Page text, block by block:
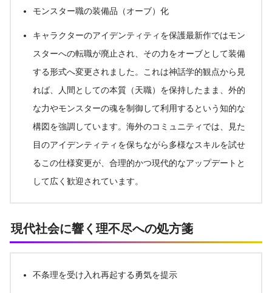
モンスター職の装備品（オーブ）化
キャラクターのアイデンティティを保護最新作ではモン
スターへの転職が廃止され、その力をオーブとして装備
する形式へ変更されました。これは神話学的観点から見
れば、人間としての本質（天職）を保持したまま、外的
な力やモンスターの魂を制御して利用するという知的な
構図を強調しています。海外のコミュニティでは、見た
目のアイデンティティを保ちながら多様なスキルを試せ
るこの仕様変更が、合理的かつ現代的なアップデートと
して広く歓迎されています。
現代社会に響く理不尽への処方箋
不条理を受け入れ再起する勇気を提示